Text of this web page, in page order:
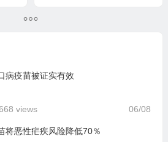
病疫苗被证实有效
06/08
views
将恶性疟疾风险降低70％